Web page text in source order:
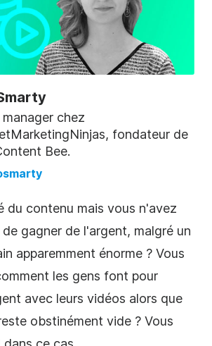
manager chez
fondateur de
Bee.
du contenu mais vous n'avez
gagner de l'argent, malgré un
apparemment énorme ? Vous
les gens font pour
avec leurs vidéos alors que
obstinément vide ? Vous